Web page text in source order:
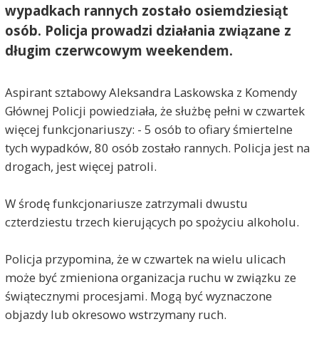
wypadkach rannych zostało osiemdziesiąt
osób. Policja prowadzi działania związane z
długim czerwcowym weekendem.
Aspirant sztabowy Aleksandra Laskowska z Komendy
Głównej Policji powiedziała, że służbę pełni w czwartek
więcej funkcjonariuszy: - 5 osób to ofiary śmiertelne
tych wypadków, 80 osób zostało rannych. Policja jest na
drogach, jest więcej patroli.
W środę funkcjonariusze zatrzymali dwustu
czterdziestu trzech kierujących po spożyciu alkoholu.
Policja przypomina, że w czwartek na wielu ulicach
może być zmieniona organizacja ruchu w związku ze
świątecznymi procesjami. Mogą być wyznaczone
objazdy lub okresowo wstrzymany ruch.